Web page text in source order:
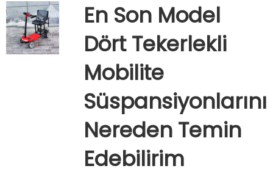
En Son Model
Dört Tekerlekli
Mobilite
Süspansiyonlarını
Nereden Temin
Edebilirim